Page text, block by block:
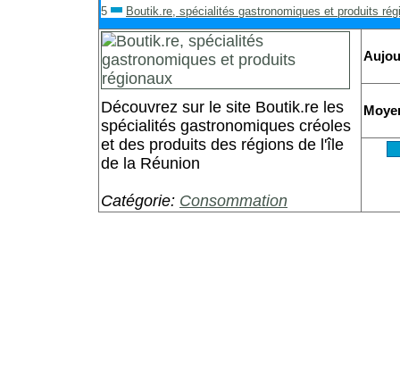
5 Boutik.re, spécialités gastronomiques et produits
Découvrez sur le site Boutik.re les
spécialités gastronomiques créoles
et des produits des régions de l'île
de la Réunion
Catégorie: Consommation